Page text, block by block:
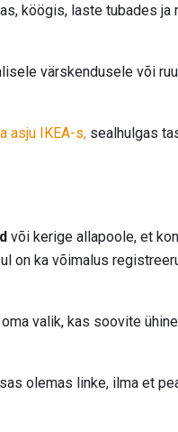
köögis, laste tubades
värskendusele või
asju IKEA-s, sealhulgas
või kerige allapoole, et
on ka võimalus
valik, kas soovite
olemas linke, ilma et